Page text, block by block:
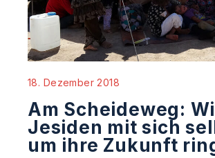
18. Dezember 2018
Am Scheideweg:
Jesiden mit sich
um ihre Zukunft